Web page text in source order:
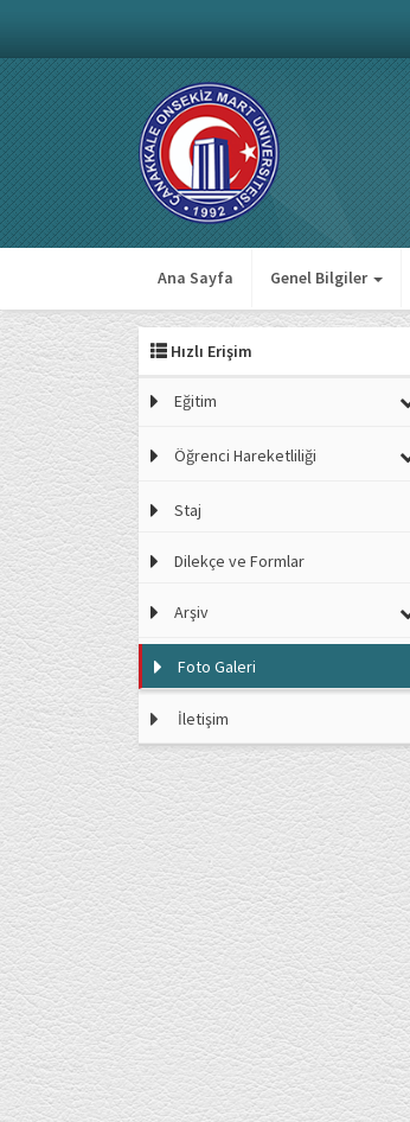
Ana Sayfa Genel Bilgiler
Hızlı Erişim
Eğitim
Öğrenci Hareketliliği
Staj
Dilekçe ve Formlar
Arşiv
Foto Galeri
İletişim